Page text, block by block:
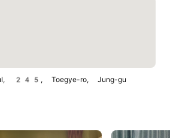
245, Toegye-ro, Jung-gu